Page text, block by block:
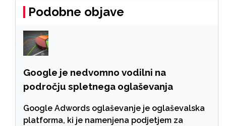
Podobne objave
Google je nedvomno vodilni na
področju spletnega oglaševanja
Google Adwords oglaševanje je oglaševalska
platforma, ki je namenjena podjetjem za